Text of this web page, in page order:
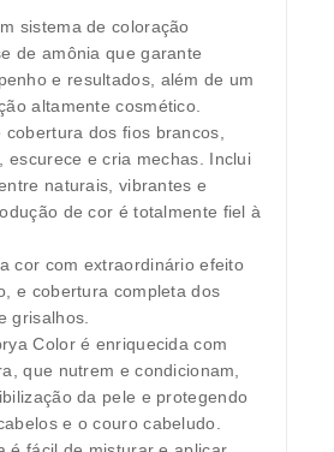
sistema de coloração
de amônia que garante
e resultados, além de um
altamente cosmético.
cobertura dos fios brancos,
escurece e cria mechas. Inclui
naturais, vibrantes e
de cor é totalmente fiel à
cor com extraordinário efeito
e cobertura completa dos
grisalhos.
Color é enriquecida com
que nutrem e condicionam,
da pele e protegendo
e o couro cabeludo.